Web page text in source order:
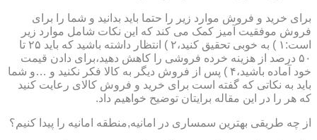
برای خرید و فروش موارد زیر را حتما باید بدانید و شما را برای
فروش موفقیت آمیز کمک می کند که این نکات شامل موارد زیر
است:۱ ) به خوبی تحقیق کنید،۲ ) انتظار داشته باشید که باید ۲۵ تا
۵۰ درصد از هزینه خرده فروشی را کاهش دهید،برای دادن قیمت
خود آماده باشید،۴ ) پس از فروش دیگر به کالا فکر نکنید و …و شما
باید به نکاتی که گفته است برای خرید و فروش کالای رعایت کنید
که هر را در این مقاله برایتان توضیح خواهیم داد.
از چه طریقی بهترین سمساری در امانیه,منطقه امانیه را پیدا کنیم؟